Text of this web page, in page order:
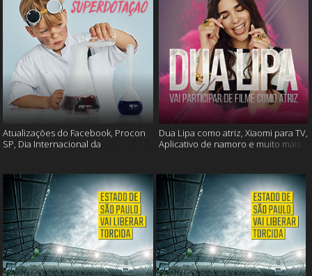
Atualizações do Facebook, Procon
SP, Dia Internacional da
Dua Lipa como atriz, Xiaomi para TV,
Aplicativo de namoro e muito mais